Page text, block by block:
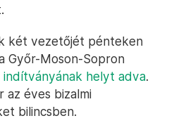
két vezetőjét pénteken
Győr-Moson-Sopron
indítványának helyt adva.
az éves bizalmi
bilincsben.